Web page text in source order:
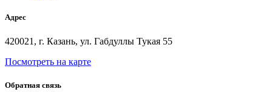
Адрес
420021, г. Казань, ул. Габдуллы Тукая 55
Посмотреть на карте
Обратная связь